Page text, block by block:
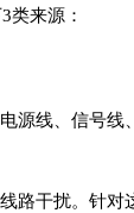
类来源：
源线、信号线
路干扰。针对